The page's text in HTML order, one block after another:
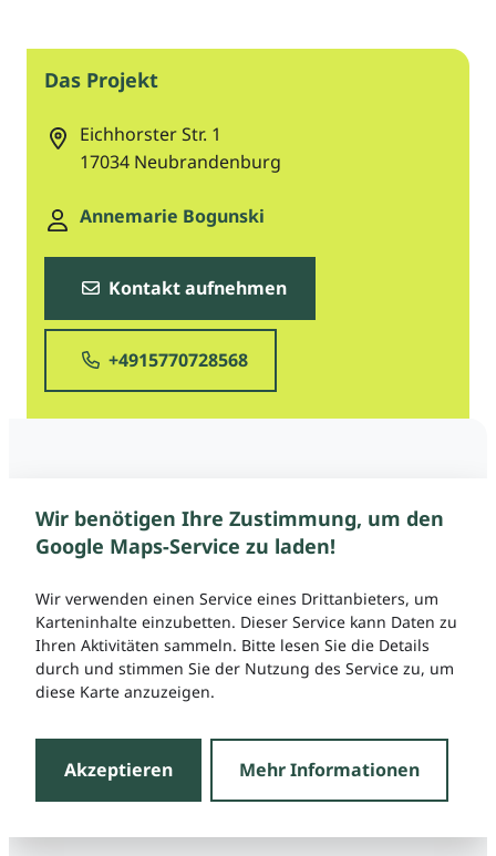
Das Projekt
Eichhorster Str. 1
17034 Neubrandenburg
Annemarie Bogunski
Kontakt aufnehmen
+4915770728568
Wir benötigen Ihre Zustimmung, um den
Google Maps-Service zu laden!
Wir verwenden einen Service eines Drittanbieters, um
Karteninhalte einzubetten. Dieser Service kann Daten zu
Ihren Aktivitäten sammeln. Bitte lesen Sie die Details
durch und stimmen Sie der Nutzung des Service zu, um
diese Karte anzuzeigen.
Akzeptieren Mehr Informationen